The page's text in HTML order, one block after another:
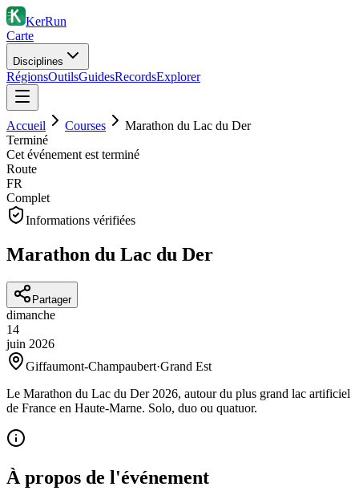
KerRun
Carte
Disciplines
RégionsOutilsGuidesRecordsExplorer
Accueil Courses
Marathon du Lac du Der
Terminé
Cet événement est terminé
Route
FR
Complet
Informations vérifiées
Marathon du Lac du Der
Partager
dimanche
14
juin 2026
Giffaumont-Champaubert·Grand Est
Le Marathon du Lac du Der 2026, autour du plus grand lac artificiel
de France en Haute-Marne. Solo, duo ou quatuor.
À propos de l'événement